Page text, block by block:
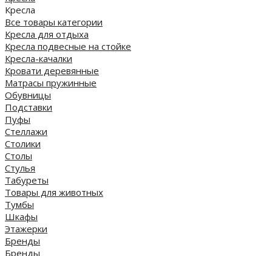
Кресла
Все товары категории
Кресла для отдыха
Кресла подвесные на стойке
Кресла-качалки
Кровати деревянные
Матрасы пружинные
Обувницы
Подставки
Пуфы
Стеллажи
Столики
Столы
Стулья
Табуреты
Товары для животных
Тумбы
Шкафы
Этажерки
Бренды
Бренды